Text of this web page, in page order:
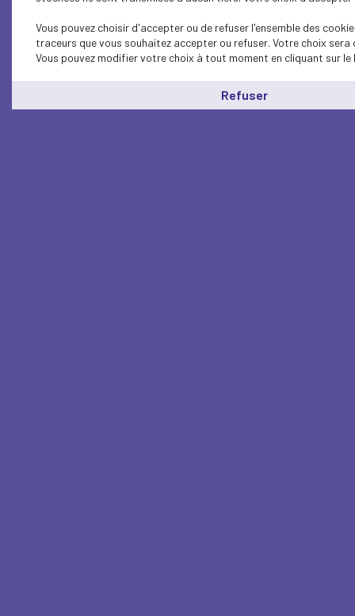
Vous pouvez choisir d'accepter ou de refuser l'ensemble des
traceurs que vous souhaitez accepter ou refuser. Votre choix
Vous pouvez modifier votre choix à tout moment en cliquant sur le
Refuser